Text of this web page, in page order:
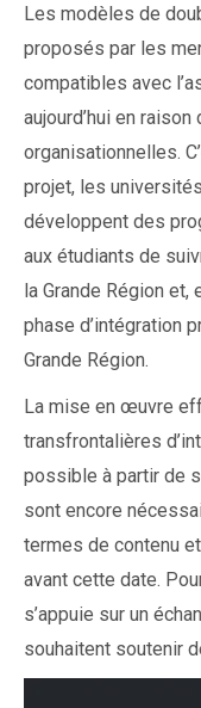
Les modèles de
proposés par les
compatibles avec
aujourd’hui en
organisationnelles.
projet, les
développent des
aux étudiants de
la Grande Région
phase d’intégration
Grande Région.
La mise en œuvre
transfrontalières
possible à partir de
sont encore
termes de contenu
avant cette date.
s’appuie sur un
souhaitent soutenir